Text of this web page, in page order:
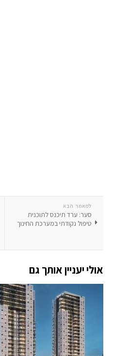
למאמר הבא
סער: ערד תיכנס לתוכנית
טיפול נקודתי במערכת החינוך
אולי יעניין אותך גם